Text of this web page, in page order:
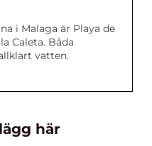
i Malaga är Playa de
Caleta. Båda
vatten.
här